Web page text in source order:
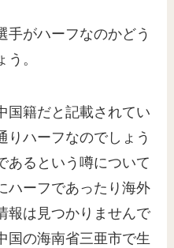
手がハーフなのかどう
。
国籍だと記載されてい
りハーフなのでしょう
あるという噂について
ハーフであったり海外
報は見つかりませんで
国の海南省三亜市で生